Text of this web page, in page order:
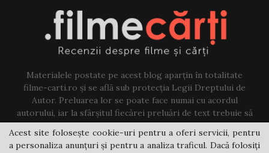
Materialele postate pe acest blog aparțin în totalitate
filme-carti.ro și se află sub protecția Legii Dreptului de
Autor. Preluarea lor se poate face numai cu acordul
autorului, iar la sfârșitul fiecărei preluări de text trebuie să
existe un link către acest blog.
Contact us:jovi@filme-carti.ro
Acest site folosește cookie-uri pentru a oferi servicii, pentru
a personaliza anunțuri și pentru a analiza traficul. Dacă folosiți